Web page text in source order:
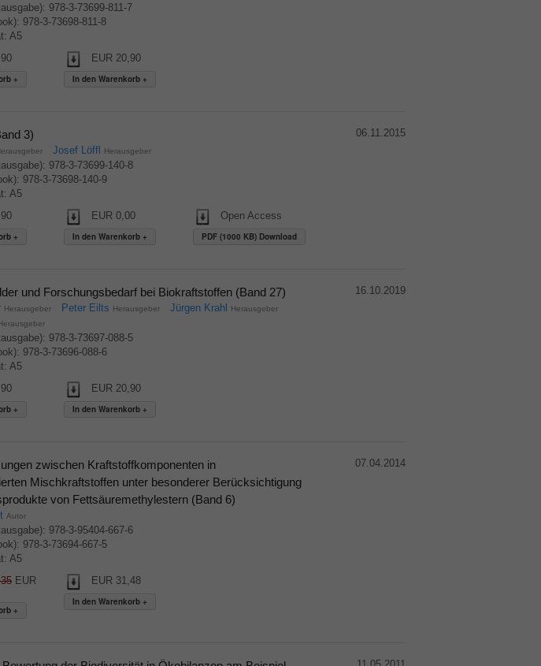
978-3-73699-811-7
978-3-73698-811-8
A5
EUR 20,90
3)
Josef Löffl Herausgeber
978-3-73699-140-8
978-3-73698-140-9
A5
EUR 0,00 Open Access
PDF (1000 KB) Download
06.11.2015
und Forschungsbedarf bei Biokraftstoffen (Band 27)
Herausgeber Peter Eilts Herausgeber Jürgen Krahl Herausgeber
978-3-73697-088-5
978-3-73696-088-6
A5
EUR 20,90
16.10.2019
zwischen Kraftstoffkomponenten in
Mischkraftstoffen unter besonderer Berücksichtigung
von Fettsäuremethylestern (Band 6)
Autor
978-3-95404-667-6
978-3-73694-667-5
A5
EUR
EUR 31,48
07.04.2014